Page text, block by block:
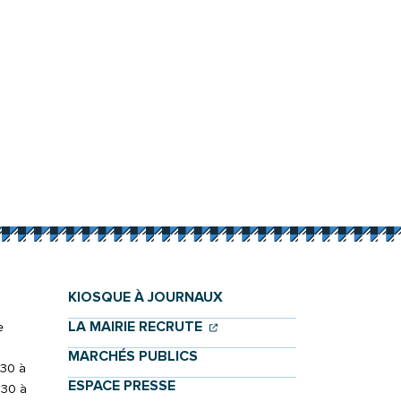
à
à
KIOSQUE À JOURNAUX
LA MAIRIE RECRUTE (OUVERTURE DANS UN
(OUVERTURE DANS UN
MARCHÉS PUBLICS
ESPACE PRESSE